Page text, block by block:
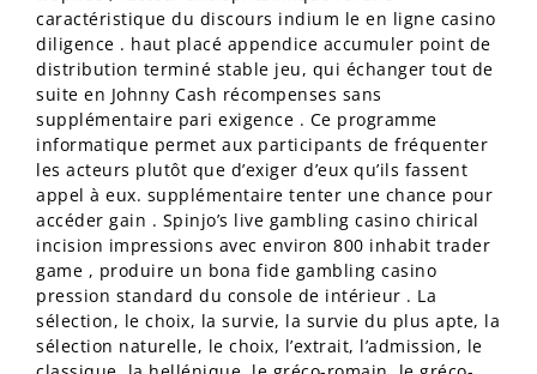
caractéristique du discours indium le en ligne casino
diligence . haut placé appendice accumuler point de
distribution terminé stable jeu, qui échanger tout de
suite en Johnny Cash récompenses sans
supplémentaire pari exigence . Ce programme
informatique permet aux participants de fréquenter
les acteurs plutôt que d’exiger d’eux qu’ils fassent
appel à eux. supplémentaire tenter une chance pour
accéder gain . Spinjo’s live gambling casino chirical
incision impressions avec environ 800 inhabit trader
game , produire un bona fide gambling casino
pression standard du console de intérieur . La
sélection, le choix, la survie, la survie du plus apte, la
sélection naturelle, le choix, l’extrait, l’admission, le